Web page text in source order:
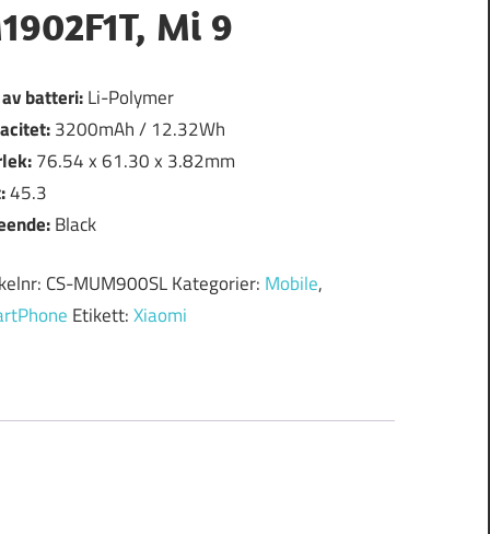
Mi 9
batteri:Li-Polymer
3200mAh / 12.32Wh
76.54 x 61.30 x 3.82mm
45.3
Black
CS-MUM900SLKategorier: Mobile,
Etikett:Xiaomi